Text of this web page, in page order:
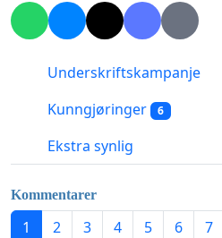
Underskriftskampanje
Kunngjøringer
6
Ekstra synlig
Kommentarer
1 2 3 4 5 6 7